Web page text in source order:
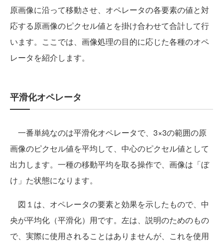
原画像に沿って移動させ、オペレータの各要素の値と対
応する原画像のピクセル値とを掛け合わせて合計して行
います。ここでは、画像処理の目的に応じた各種のオペ
レータを紹介します。
平滑化オペレータ
一番単純なのは平滑化オペレータで、3×3の範囲の原
画像のピクセル値を平均して、中心のピクセル値として
出力します。一種の移動平均を取る操作で、画像は「ぼ
け」た状態になります。
図１は、オペレータの要素と効果を示したもので、中
央が平均化（平滑化）用です。左は、説明のためのもの
で、実際に使用されることはありませんが、これを使用